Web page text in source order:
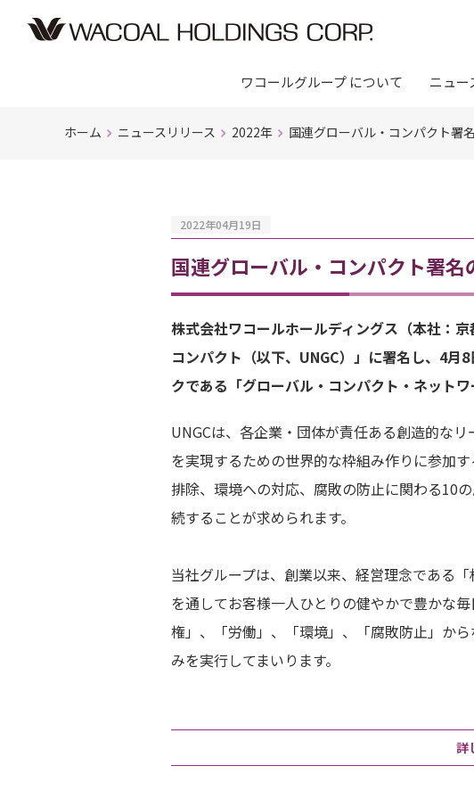
ワコールグループ について ニュー
ホーム ニュースリリース 2022年 国連グローバル・コンパクト署
2022年04月19日
国連グローバル・コンパクト署名
株式会社ワコールホールディングス（本社：
コンパクト（以下、UNGC）」に署名し、4
クである「グローバル・コンパクト・ネット
UNGCは、各企業・団体が責任ある創造的な
を実現するための世界的な枠組み作りに参加
排除、環境への対応、腐敗の防止に関わる10
続することが求められます。
当社グループは、創業以来、経営理念である
を通してお客様一人ひとりの健やかで豊かな
権」、「労働」、「環境」、「腐敗防止」か
みを実⾏してまいります。
詳